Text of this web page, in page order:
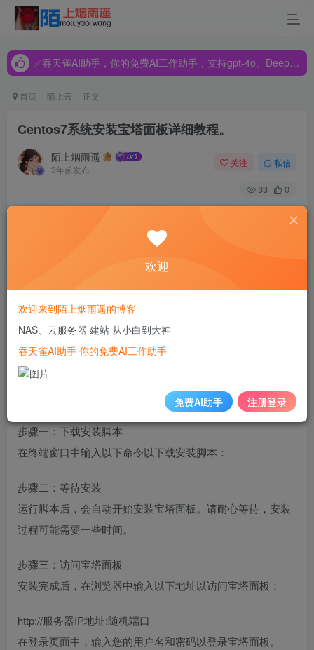
✅吞天雀AI助手，你的免费AI工作助手，支持gpt-4o、DeepSeek、Claude🔥🔥🔥🔥
✅吞天雀AI助手，你的免费AI工作助手，支持gpt-4o、DeepSeek、Claude🔥🔥🔥🔥
首页 陌上云 正文
Centos7系统安装宝塔面板详细教程。
陌上烟雨遥
3年前发布
关注 私信
33 0
宝塔面板是一个非常流行的Linux服务器管理面板，它可以使
服务器管理变得更加容易和快捷。本文将介绍如何在CentOS
系统要求
在开始安装之前，请确保您的CentOS 7系统满足以下要求：
最小2GB RAM，推荐4GB或更多
2GHz或更快的CPU
安装了最新的CentOS 7操作系统
步骤一：下载安装脚本
在终端窗口中输入以下命令以下载安装脚本：
步骤二：等待安装
运行脚本后，会自动开始安装宝塔面板。请耐心等待，安装
过程可能需要一些时间。
步骤三：访问宝塔面板
安装完成后，在浏览器中输入以下地址以访问宝塔面板：
http://服务器IP地址:随机端口
在登录页面中，输入您的用户名和密码以登录宝塔面板。
欢迎
欢迎来到陌上烟雨遥的博客
NAS、云服务器 建站 从小白到大神
吞天雀AI助手 你的免费AI工作助手
免费AI助手 注册登录